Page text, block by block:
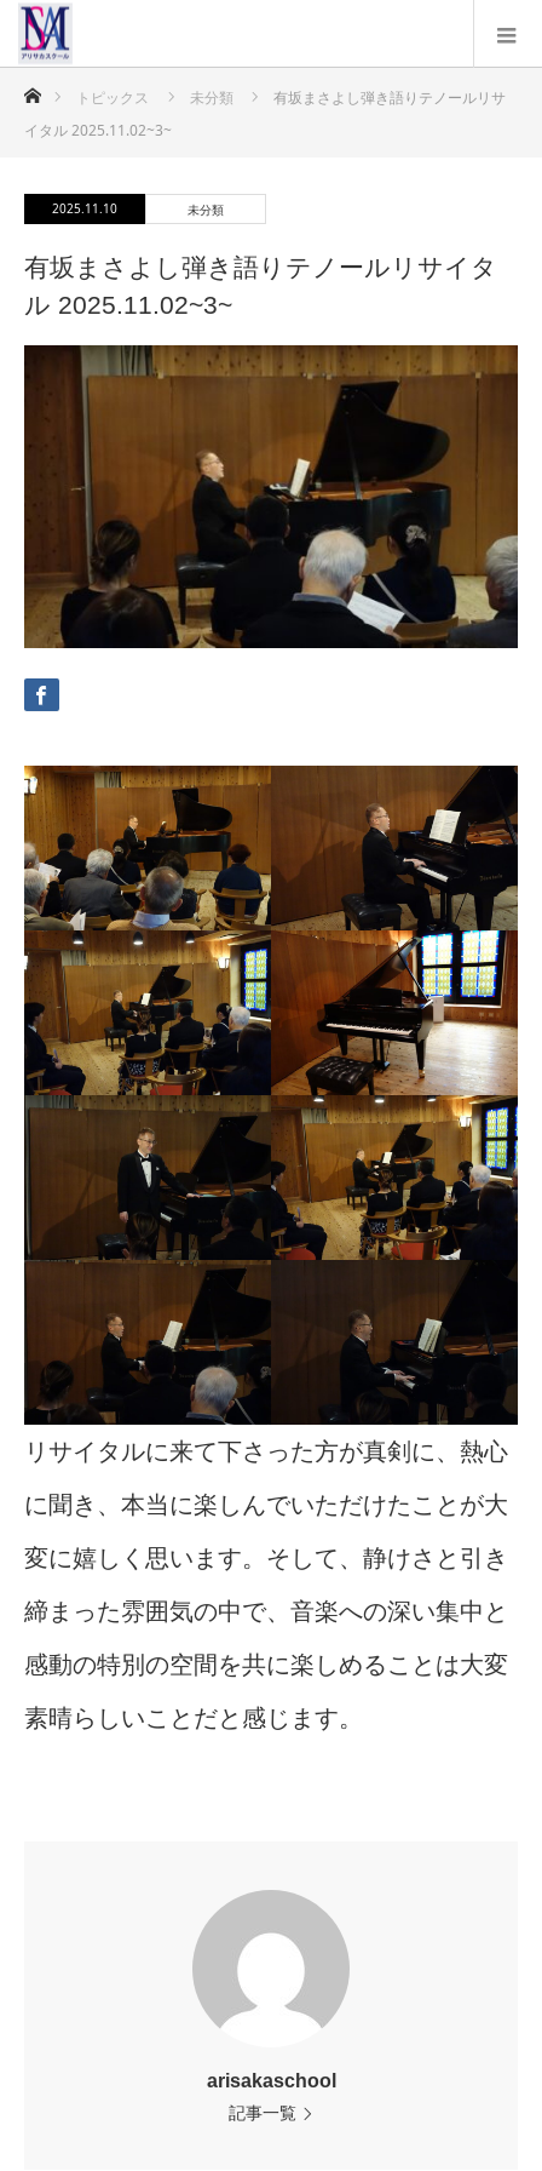
ホームトピックス 未分類
有坂まさよし弾き語りテノールリサ
イタル 2025.11.02~3~
2025.11.10 未分類
有坂まさよし弾き語りテノールリサイタ
ル 2025.11.02~3~
リサイタルに来て下さった方が真剣に、熱心
に聞き、本当に楽しんでいただけたことが大
変に嬉しく思います。そして、静けさと引き
締まった雰囲気の中で、音楽への深い集中と
感動の特別の空間を共に楽しめることは大変
素晴らしいことだと感じます。
arisakaschool
記事一覧